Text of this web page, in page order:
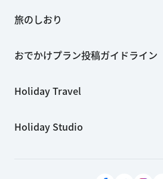
旅のしおり
おでかけプラン投稿ガイドライン
Holiday Travel
Holiday Studio